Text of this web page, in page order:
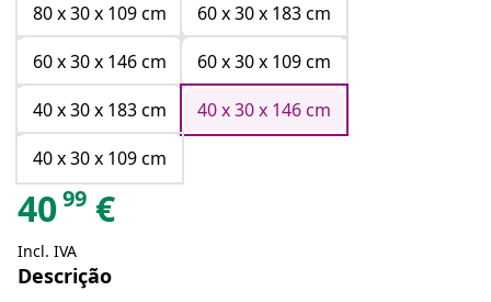
80 x 30 x 109 cm
60 x 30 x 183 cm
60 x 30 x 146 cm
60 x 30 x 109 cm
40 x 30 x 183 cm
40 x 30 x 146 cm
40 x 30 x 109 cm
4099 €
Incl. IVA
Descrição